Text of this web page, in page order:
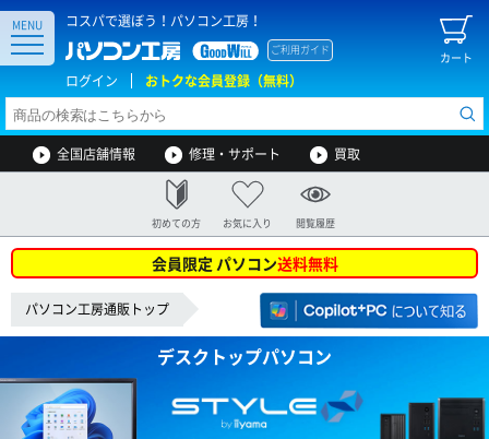
コスパで選ぼう！パソコン工房！
カート
ご利用ガイド
ログイン おトクな会員登録（無料）
MENU
全国店舗情報 修理・サポート 買取
初めての方 お気に入り 閲覧履歴
会員限定 パソコン送料無料
パソコン工房通販トップ
デスクトップパソコン